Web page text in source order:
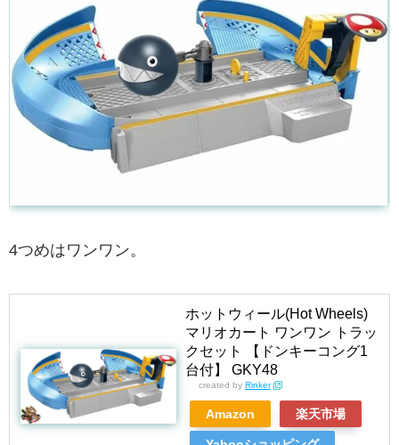
4つめはワンワン。
ホットウィール(Hot Wheels)
マリオカート ワンワン トラッ
クセット 【ドンキーコング1
台付】 GKY48
created by Rinker
Amazon 楽天市場